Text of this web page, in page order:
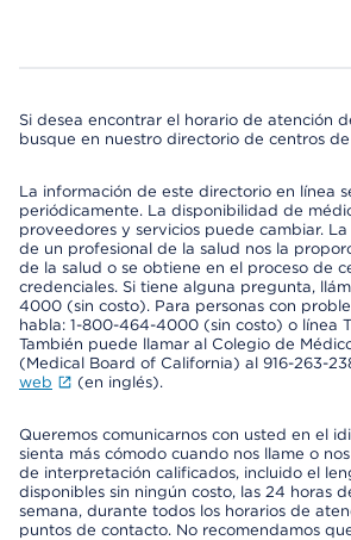
Si desea encontrar el horario de atención
busque en nuestro directorio de centros
La información de este directorio en línea
periódicamente. La disponibilidad de
proveedores y servicios puede cambiar.
de un profesional de la salud nos la
de la salud o se obtiene en el proceso de
credenciales. Si tiene alguna pregunta,
4000 (sin costo). Para personas con
habla: 1-800-464-4000 (sin costo) o línea
También puede llamar al Colegio de
(Medical Board of California) al 916-263-
web
(en inglés).
Queremos comunicarnos con usted en el
sienta más cómodo cuando nos llame o
de interpretación calificados, incluido el
disponibles sin ningún costo, las 24 horas
semana, durante todos los horarios de
puntos de contacto. No recomendamos